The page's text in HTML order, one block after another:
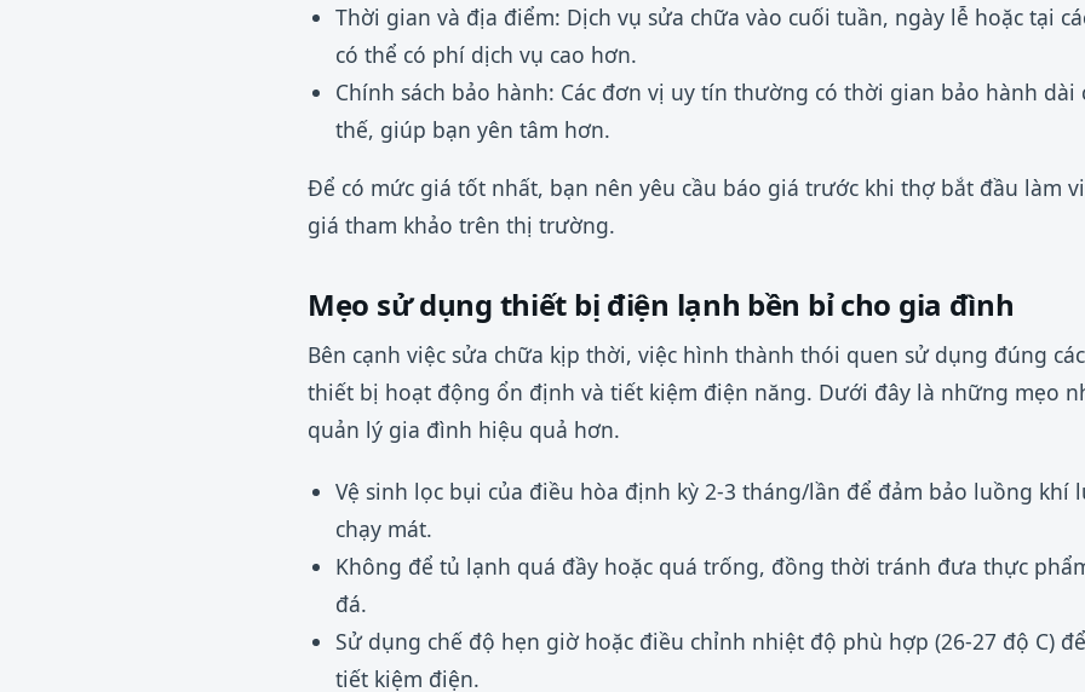
Thời gian và địa điểm: Dịch vụ sửa chữa vào cuối tuần, ngày lễ hoặc tại
có thể có phí dịch vụ cao hơn.
Chính sách bảo hành: Các đơn vị uy tín thường có thời gian bảo hành
thế, giúp bạn yên tâm hơn.
Để có mức giá tốt nhất, bạn nên yêu cầu báo giá trước khi thợ bắt đầu làm
giá tham khảo trên thị trường.
Mẹo sử dụng thiết bị điện lạnh bền bỉ cho gia đình
Bên cạnh việc sửa chữa kịp thời, việc hình thành thói quen sử dụng đúng
thiết bị hoạt động ổn định và tiết kiệm điện năng. Dưới đây là những mẹo
quản lý gia đình hiệu quả hơn.
Vệ sinh lọc bụi của điều hòa định kỳ 2-3 tháng/lần để đảm bảo luồng khí
chạy mát.
Không để tủ lạnh quá đầy hoặc quá trống, đồng thời tránh đưa thực
đá.
Sử dụng chế độ hẹn giờ hoặc điều chỉnh nhiệt độ phù hợp (26-27 độ C)
tiết kiệm điện.